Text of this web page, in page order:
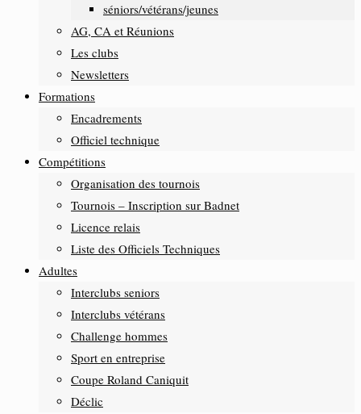
séniors/vétérans/jeunes
AG, CA et Réunions
Les clubs
Newsletters
Formations
Encadrements
Officiel technique
Compétitions
Organisation des tournois
Tournois – Inscription sur Badnet
Licence relais
Liste des Officiels Techniques
Adultes
Interclubs seniors
Interclubs vétérans
Challenge hommes
Sport en entreprise
Coupe Roland Caniquit
Déclic